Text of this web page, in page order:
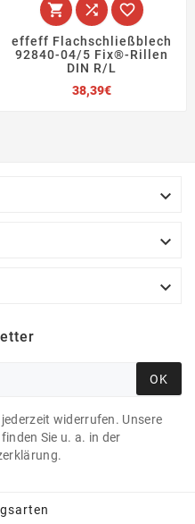
  
effeff Flachschließblech
92840-04/5 Fix®-Rillen
DIN R/L
38,39€Preis



OK
widerrufen. Unsere
Sie u. a. in der